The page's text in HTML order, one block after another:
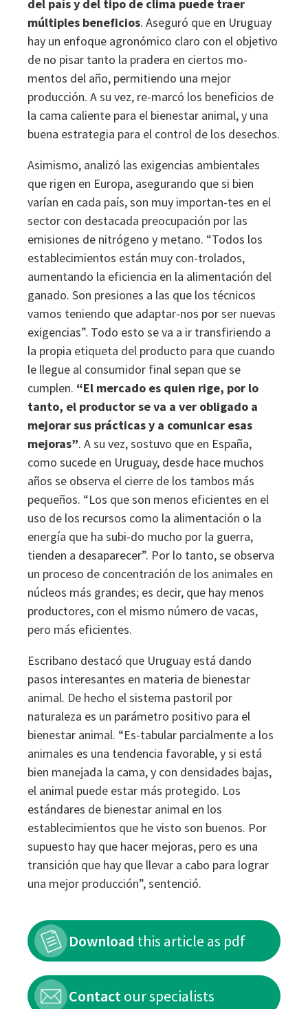
del país y del tipo de clima puede traer
múltiples beneficios. Aseguró que en Uruguay
hay un enfoque agronómico claro con el objetivo
de no pisar tanto la pradera en ciertos mo-
mentos del año, permitiendo una mejor
producción. A su vez, re-marcó los beneficios de
la cama caliente para el bienestar animal, y una
buena estrategia para el control de los desechos.
Asimismo, analizó las exigencias ambientales
que rigen en Europa, asegurando que si bien
varían en cada país, son muy importan-tes en el
sector con destacada preocupación por las
emisiones de nitrógeno y metano. “Todos los
establecimientos están muy con-trolados,
aumentando la eficiencia en la alimentación del
ganado. Son presiones a las que los técnicos
vamos teniendo que adaptar-nos por ser nuevas
exigencias”. Todo esto se va a ir transfiriendo a
la propia etiqueta del producto para que cuando
le llegue al consumidor final sepan que se
cumplen. “El mercado es quien rige, por lo
tanto, el productor se va a ver obligado a
mejorar sus prácticas y a comunicar esas
mejoras”. A su vez, sostuvo que en España,
como sucede en Uruguay, desde hace muchos
años se observa el cierre de los tambos más
pequeños. “Los que son menos eficientes en el
uso de los recursos como la alimentación o la
energía que ha subi-do mucho por la guerra,
tienden a desaparecer”. Por lo tanto, se observa
un proceso de concentración de los animales en
núcleos más grandes; es decir, que hay menos
productores, con el mismo número de vacas,
pero más eficientes.
Escribano destacó que Uruguay está dando
pasos interesantes en materia de bienestar
animal. De hecho el sistema pastoril por
naturaleza es un parámetro positivo para el
bienestar animal. “Es-tabular parcialmente a los
animales es una tendencia favorable, y si está
bien manejada la cama, y con densidades bajas,
el animal puede estar más protegido. Los
estándares de bienestar animal en los
establecimientos que he visto son buenos. Por
supuesto hay que hacer mejoras, pero es una
transición que hay que llevar a cabo para lograr
una mejor producción”, sentenció.
Download this article as pdf
Contactour specialists